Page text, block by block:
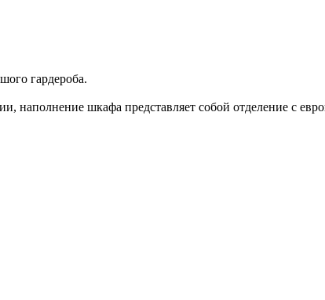
гардероба.
наполнение шкафа представляет собой отделение с